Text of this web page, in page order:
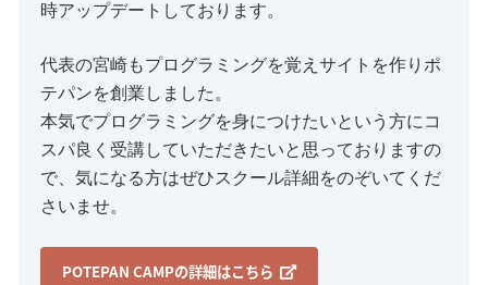
時アップデートしております。
代表の宮崎もプログラミングを覚えサイトを作りポ
テパンを創業しました。
本気でプログラミングを身につけたいという方にコ
スパ良く受講していただきたいと思っておりますの
で、気になる方はぜひスクール詳細をのぞいてくだ
さいませ。
POTEPAN CAMPの詳細はこちら